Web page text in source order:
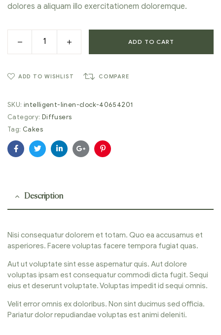
dolores a aliquam illo exercitationem doloremque.
ADD TO CART
ADD TO WISHLIST COMPARE
SKU: intelligent-linen-clock-40654201
Category: Diffusers
Tag: Cakes
FacebookTwitterLinkedinGoogle+Pinterest
Description
Nisi consequatur dolorem et totam. Quo ea accusamus et
asperiores. Facere voluptas facere tempora fugiat quas.
Aut ut voluptate sint esse aspernatur quis. Aut dolore
voluptas ipsam est consequatur commodi dicta fugit. Sequi
eius et deserunt voluptate. Voluptas impedit id sequi omnis.
Velit error omnis ex doloribus. Non sint ducimus sed officia.
Pariatur dolor repudiandae voluptas est animi deleniti.